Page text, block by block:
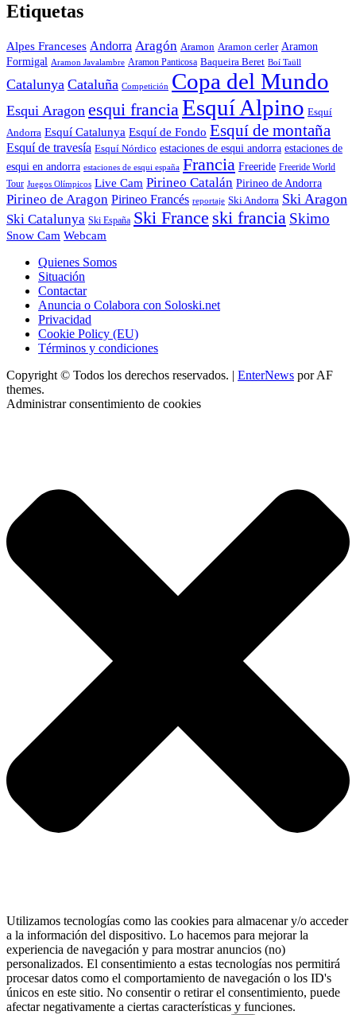
Etiquetas
Alpes Franceses Andorra Aragón Aramon Aramon cerler Aramon
Formigal Aramon Javalambre Aramon Panticosa Baqueira Beret Boí Taüll
Catalunya Cataluña Competición Copa del Mundo
Esqui Aragon esqui francia Esquí Alpino Esquí
Andorra Esquí Catalunya Esquí de Fondo Esquí de montaña
Esquí de travesía Esquí Nórdico estaciones de esqui andorra estaciones de
esqui en andorra estaciones de esqui españa Francia Freeride Freeride World
Tour Juegos Olímpicos Live Cam Pirineo Catalán Pirineo de Andorra
Pirineo de Aragon Pirineo Francés reportaje Ski Andorra Ski Aragon
Ski Catalunya Ski España Ski France ski francia Skimo
Snow Cam Webcam
Quienes Somos
Situación
Contactar
Anuncia o Colabora con Soloski.net
Privacidad
Cookie Policy (EU)
Términos y condiciones
Copyright © Todos los derechos reservados. | EnterNews por AF
themes.
Administrar consentimiento de cookies
Utilizamos tecnologías como las cookies para almacenar y/o acceder
a la información del dispositivo. Lo hacemos para mejorar la
experiencia de navegación y para mostrar anuncios (no)
personalizados. El consentimiento a estas tecnologías nos permitirá
procesar datos como el comportamiento de navegación o los ID's
únicos en este sitio. No consentir o retirar el consentimiento, puede
afectar negativamente a ciertas características y funciones.